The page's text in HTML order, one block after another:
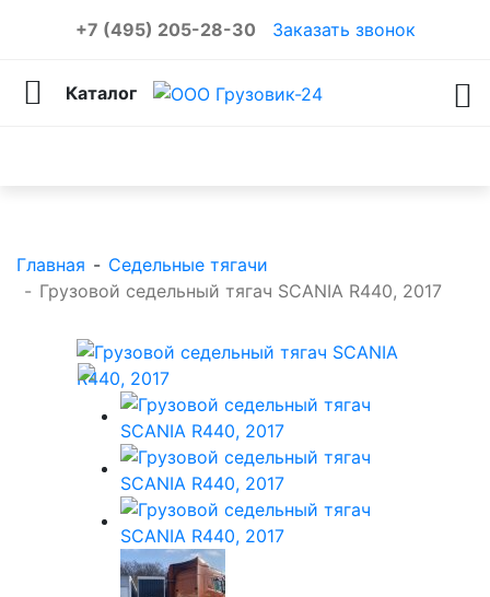
+7 (495) 205-28-30 Заказать звонок
Каталог
Главная - Седельные тягачи
- Грузовой седельный тягач SCANIA R440, 2017